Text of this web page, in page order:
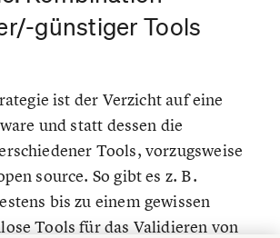
günstiger Tools
ist der Verzicht auf eine
und statt dessen die
Tools, vorzugsweise
source. So gibt es z. B.
bis zu einem gewissen
Tools für das Validieren von